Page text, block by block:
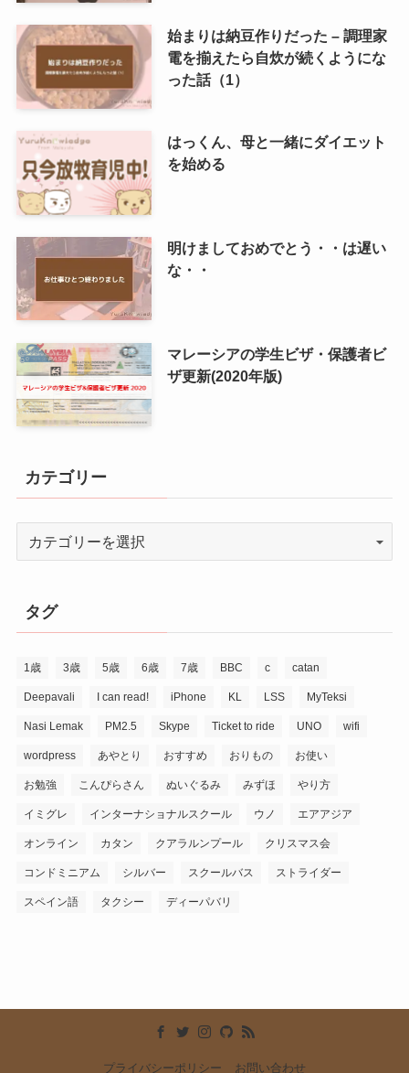
始まりは納豆作りだった – 調理家
電を揃えたら自炊が続くようにな
った話（1）
はっくん、母と一緒にダイエット
を始める
明けましておめでとう・・は遅い
な・・
マレーシアの学生ビザ・保護者ビ
ザ更新(2020年版)
カテゴリー
タグ
1歳 3歳 5歳 6歳 7歳 BBC c catan
Deepavali I can read! iPhone KL LSS MyTeksi
Nasi Lemak PM2.5 Skype Ticket to ride UNO wifi
wordpress あやとり おすすめ おりもの お使い
お勉強 こんぴらさん ぬいぐるみ みずほ やり方
イミグレ インターナショナルスクール ウノ エアアジア
オンライン カタン クアラルンプール クリスマス会
コンドミニアム シルバー スクールバス ストライダー
スペイン語 タクシー ディーパバリ
プライバシーポリシー お問い合わせ